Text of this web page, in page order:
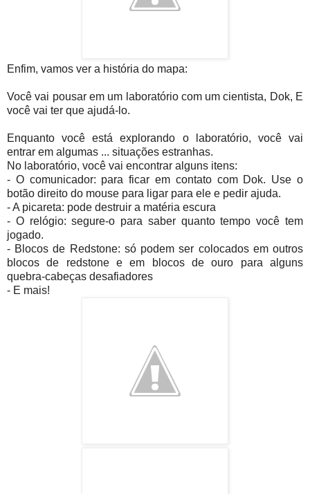
Enfim, vamos ver a história do mapa:
Você vai pousar em um laboratório com um cientista, Dok, E
você vai ter que ajudá-lo.
Enquanto você está explorando o laboratório, você vai
entrar em algumas ... situações estranhas.
No laboratório, você vai encontrar alguns itens:
- O comunicador: para ficar em contato com Dok. Use o
botão direito do mouse para ligar para ele e pedir ajuda.
- A picareta: pode destruir a matéria escura
- O relógio: segure-o para saber quanto tempo você tem
jogado.
- Blocos de Redstone: só podem ser colocados em outros
blocos de redstone e em blocos de ouro para alguns
quebra-cabeças desafiadores
- E mais!